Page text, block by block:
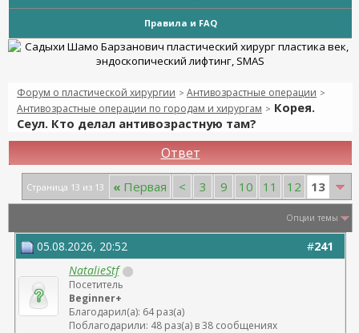
Правила и FAQ
Форум о пластической хирургии > Антивозрастные операции >
Антивозрастные операции по городам и хирургам > Корея.
Сеул. Кто делал антивозрастную там?
Ответ
Страница 13 из 13 « Первая < 3 9 10 11 12 13
Опции темы
#241
05.08.2026, 20:52
NatalieStf
Посетитель
Beginner+
Благодарил(а): 64 раз(а)
Поблагодарили: 48 раз(а) в 38 сообщениях